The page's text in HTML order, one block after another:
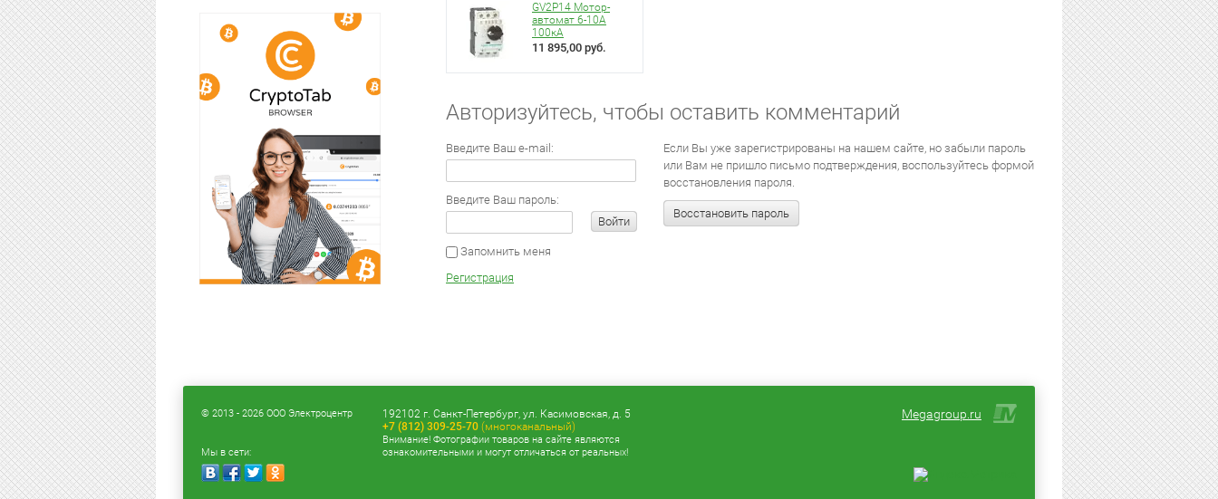
GV2P14 Мотор-
автомат 6-10А
100кА
11 895,00 руб.
Авторизуйтесь, чтобы оставить комментарий
Введите Ваш e-mail:
Введите Ваш пароль:
Войти
Запомнить меня
Регистрация
Если Вы уже зарегистрированы на нашем сайте, но забыли пароль
или Вам не пришло письмо подтверждения, воспользуйтесь формой
восстановления пароля.
Восстановить пароль
© 2013 - 2026 ООО Электроцентр
Мы в сети:
Megagroup.ru
192102 г. Санкт-Петербург, ул. Касимовская, д. 5
+7 (812) 309-25-70 (многоканальный)
Внимание! Фотографии товаров на сайте являются
ознакомительными и могут отличаться от реальных!